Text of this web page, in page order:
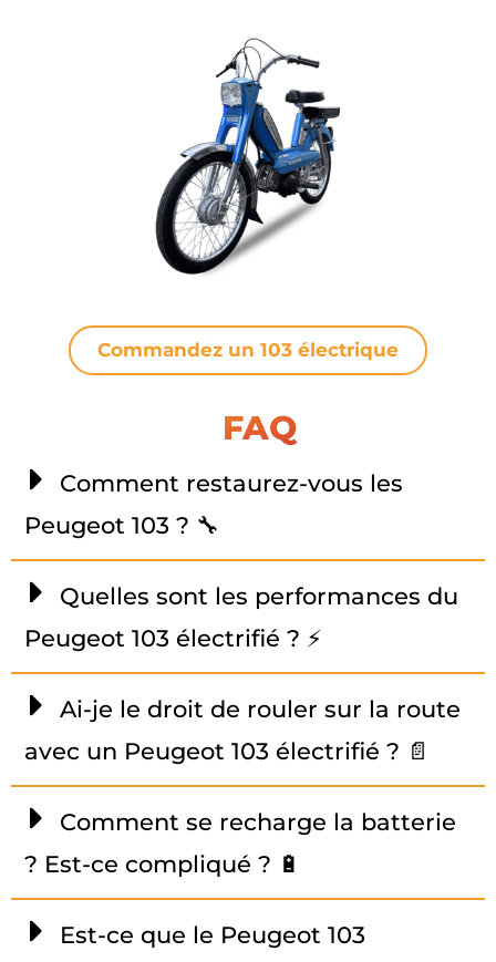
Commandez un 103 électrique
FAQ
Comment restaurez-vous les
Peugeot 103 ? 🔧
Quelles sont les performances du
Peugeot 103 électrifié ? ⚡
Ai-je le droit de rouler sur la route
avec un Peugeot 103 électrifié ? 📄
Comment se recharge la batterie
? Est-ce compliqué ? 🔋
Est-ce que le Peugeot 103